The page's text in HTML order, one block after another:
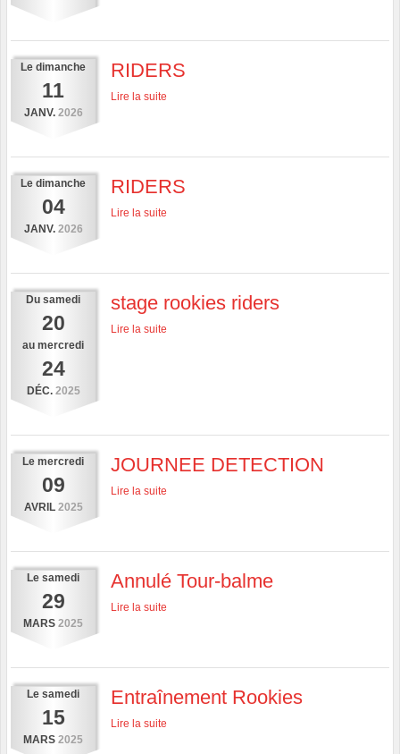
Le dimanche
11
JANV. 2026
RIDERS
Lire la suite
Le dimanche
04
JANV. 2026
RIDERS
Lire la suite
Du samedi
20
au mercredi
24
DÉC. 2025
stage rookies riders
Lire la suite
Le mercredi
09
AVRIL 2025
JOURNEE DETECTION
Lire la suite
Le samedi
29
MARS 2025
Annulé Tour-balme
Lire la suite
Le samedi
15
MARS 2025
Entraînement Rookies
Lire la suite